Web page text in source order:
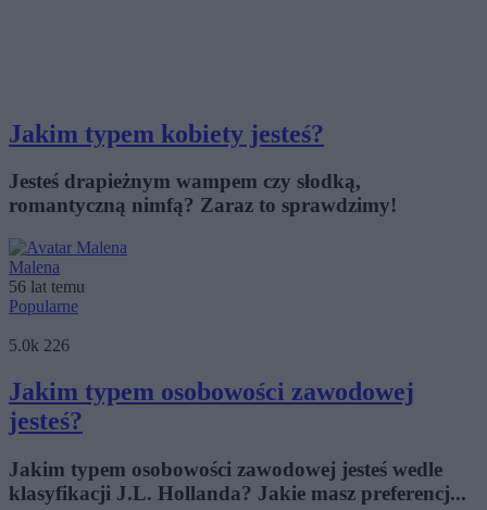
Jakim typem kobiety jesteś?
Jesteś drapieżnym wampem czy słodką,
romantyczną nimfą? Zaraz to sprawdzimy!
Malena
56 lat temu
Popularne
5.0k 226
Jakim typem osobowości zawodowej
jesteś?
Jakim typem osobowości zawodowej jesteś wedle
klasyfikacji J.L. Hollanda? Jakie masz preferencj...